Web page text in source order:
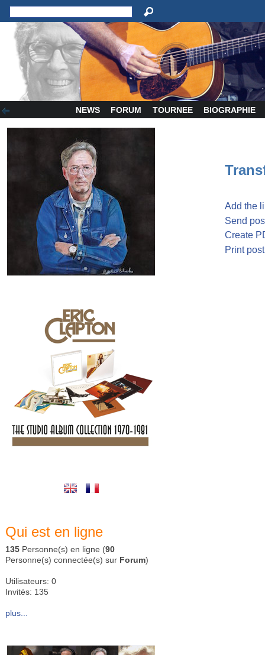
NEWS FORUM TOURNEE BIOGRAPHIE
Qui est en ligne
135 Personne(s) en ligne (90
Personne(s) connectée(s) sur Forum)
Utilisateurs: 0
Invités: 135
plus...
Add the
Send
Create
Print post